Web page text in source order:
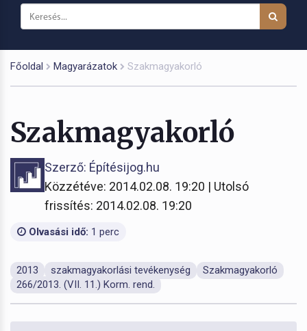
Főoldal Magyarázatok Szakmagyakorló
Szakmagyakorló
Szerző: Építésijog.hu
Közzétéve: 2014.02.08. 19:20 | Utolsó
frissítés: 2014.02.08. 19:20
Olvasási idő: 1 perc
2013 szakmagyakorlási tevékenység
Szakmagyakorló
266/2013. (VII. 11.) Korm. rend.